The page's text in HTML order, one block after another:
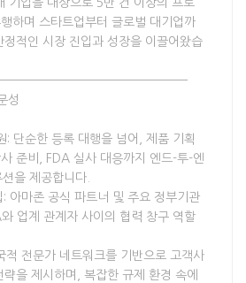
기업을 대상으로 5만 건 이상의 프로
하며 스타트업부터 글로벌 대기업까
정적인 시장 진입과 성장을 이끌어왔습
성
: 단순한 등록 대행을 넘어, 제품 기획
준비, FDA 실사 대응까지 엔드-투-엔
을 제공합니다.
: 아마존 공식 파트너 및 주요 정부기관
업계 관계자 사이의 협력 창구 역할
적 전문가 네트워크를 기반으로 고객사
을 제시하며, 복잡한 규제 환경 속에